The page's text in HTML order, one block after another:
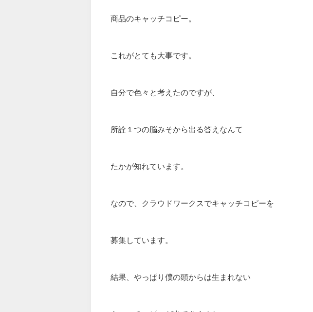
商品のキャッチコピー。
これがとても大事です。
自分で色々と考えたのですが、
所詮１つの脳みそから出る答えなんて
たかが知れています。
なので、クラウドワークスでキャッチコピーを
募集しています。
結果、やっぱり僕の頭からは生まれない